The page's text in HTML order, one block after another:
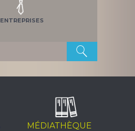
ENTREPRISES
MÉDIATHÈQUE